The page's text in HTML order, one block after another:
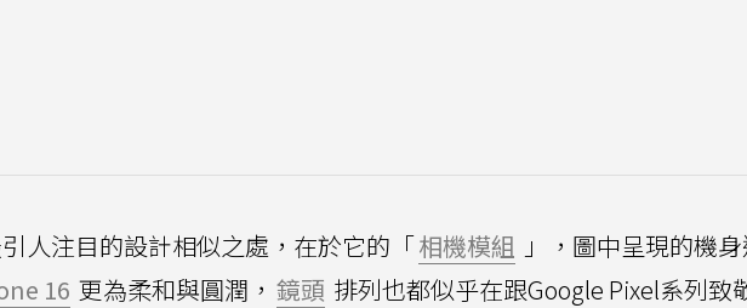
人注目的設計相似之處，在於它的「相機模組 」，圖中呈現的機
16 更為柔和與圓潤， 鏡頭 排列也都似乎在跟Google Pixel系列致